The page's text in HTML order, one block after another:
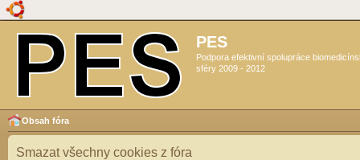
PES
Podpora efektivní spolupráce
sféry 2009 - 2012
Obsah fóra
Smazat všechny cookies z fóra